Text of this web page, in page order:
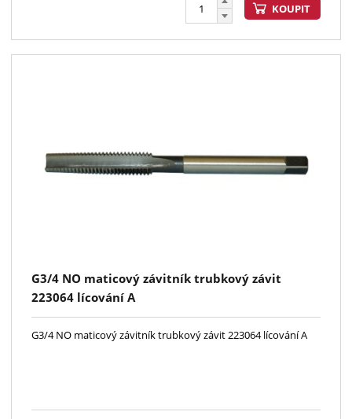
KOUPIT
G3/4 NO maticový závitník trubkový závit
223064 lícování A
G3/4 NO maticový závitník trubkový závit 223064 lícování A